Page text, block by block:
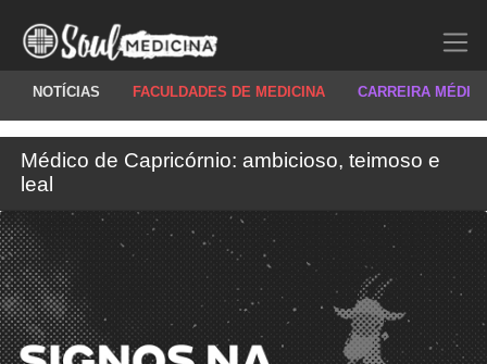
NOTÍCIAS FACULDADES DE MEDICINA CARREIRA
Médico de Capricórnio: ambicioso, teimoso e
leal